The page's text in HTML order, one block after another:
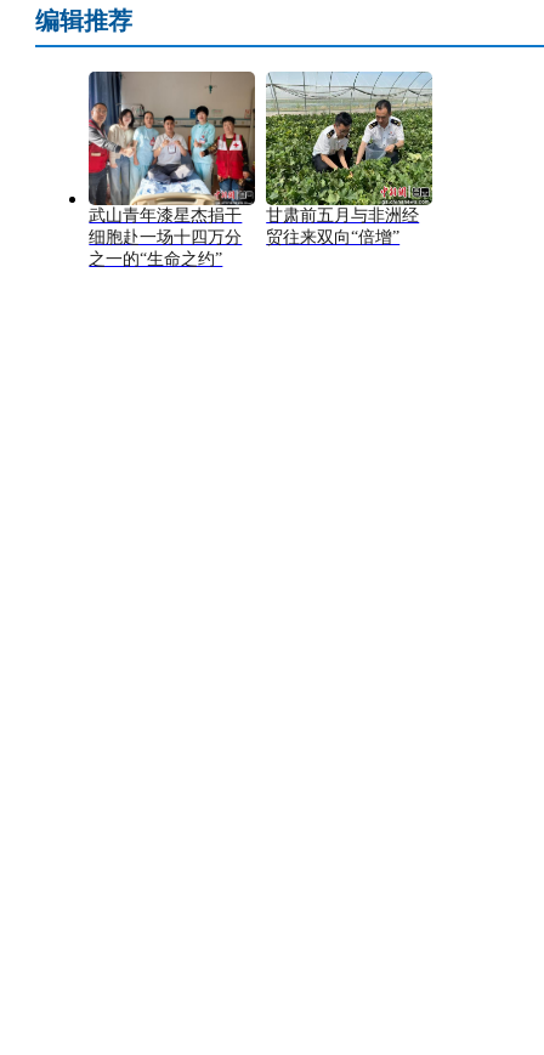
编辑推荐
武山青年漆星杰捐干
细胞赴一场十四万分
之一的“生命之约”
甘肃前五月与非洲经
贸往来双向“倍增”